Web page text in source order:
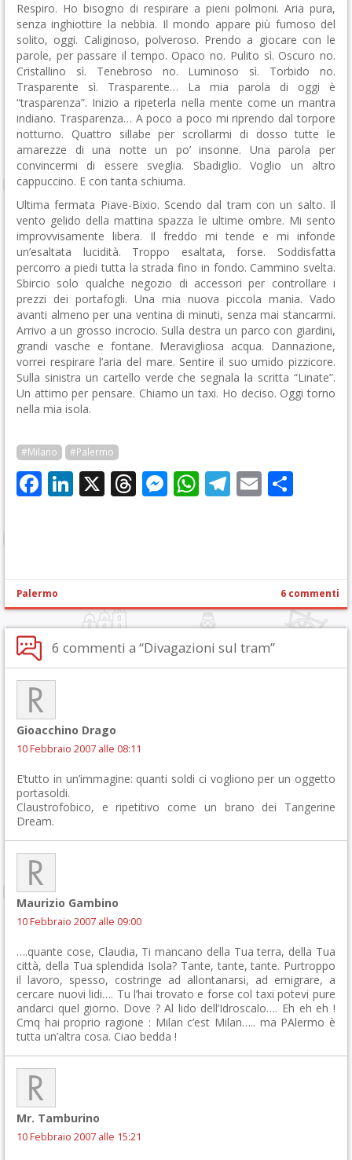
Respiro. Ho bisogno di respirare a pieni polmoni. Aria pura,
senza inghiottire la nebbia. Il mondo appare più fumoso del
solito, oggi. Caliginoso, polveroso. Prendo a giocare con le
parole, per passare il tempo. Opaco no. Pulito sì. Oscuro no.
Cristallino sì. Tenebroso no. Luminoso sì. Torbido no.
Trasparente sì. Trasparente… La mia parola di oggi è
“trasparenza”. Inizio a ripeterla nella mente come un mantra
indiano. Trasparenza… A poco a poco mi riprendo dal torpore
notturno. Quattro sillabe per scrollarmi di dosso tutte le
amarezze di una notte un po’ insonne. Una parola per
convincermi di essere sveglia. Sbadiglio. Voglio un altro
cappuccino. E con tanta schiuma.
Ultima fermata Piave-Bixio. Scendo dal tram con un salto. Il
vento gelido della mattina spazza le ultime ombre. Mi sento
improvvisamente libera. Il freddo mi tende e mi infonde
un’esaltata lucidità. Troppo esaltata, forse. Soddisfatta
percorro a piedi tutta la strada fino in fondo. Cammino svelta.
Sbircio solo qualche negozio di accessori per controllare i
prezzi dei portafogli. Una mia nuova piccola mania. Vado
avanti almeno per una ventina di minuti, senza mai stancarmi.
Arrivo a un grosso incrocio. Sulla destra un parco con giardini,
grandi vasche e fontane. Meravigliosa acqua. Dannazione,
vorrei respirare l’aria del mare. Sentire il suo umido pizzicore.
Sulla sinistra un cartello verde che segnala la scritta “Linate”.
Un attimo per pensare. Chiamo un taxi. Ho deciso. Oggi torno
nella mia isola.
#Milano #Palermo
Facebook
LinkedIn
X Threads
Messenger
WhatsApp
Telegram
Email
Palermo 6 commenti
6 commenti a “Divagazioni sul tram”
Gioacchino Drago
10 Febbraio 2007 alle 08:11
E’tutto in un’immagine: quanti soldi ci vogliono per un oggetto
portasoldi.
Claustrofobico, e ripetitivo come un brano dei Tangerine
Dream.
Maurizio Gambino
10 Febbraio 2007 alle 09:00
….quante cose, Claudia, Ti mancano della Tua terra, della Tua
città, della Tua splendida Isola? Tante, tante, tante. Purtroppo
il lavoro, spesso, costringe ad allontanarsi, ad emigrare, a
cercare nuovi lidi…. Tu l’hai trovato e forse col taxi potevi pure
andarci quel giorno. Dove ? Al lido dell’Idroscalo…. Eh eh eh !
Cmq hai proprio ragione : Milan c’est Milan….. ma PAlermo è
tutta un’altra cosa. Ciao bedda !
Mr. Tamburino
10 Febbraio 2007 alle 15:21